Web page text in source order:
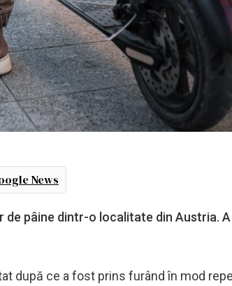
News
de pâine dintr-o localitate din Austria.
după ce a fost prins furând în mod